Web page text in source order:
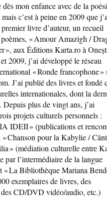
mon enfance avec de la
c’est à peine en 2009 que
livre d’auteur, un recueil
« Amour Amazigh /
», aux Éditions Karta.ro à
2009, j’ai développé le réseau
« Ronde francophone »
J’ai publié des livres et fondé
internationales, dont la
Depuis plus de vingt ans, j’ai
projets culturels personnels :
IDEII » (publications et
Chanson pour la Kabylie /
» (médiation culturelle entre
par l’intermédiaire de la langue
« La Bibliothèque Mariana
exemplaires de livres, des
des CD/DVD vidéo/audio, etc.)